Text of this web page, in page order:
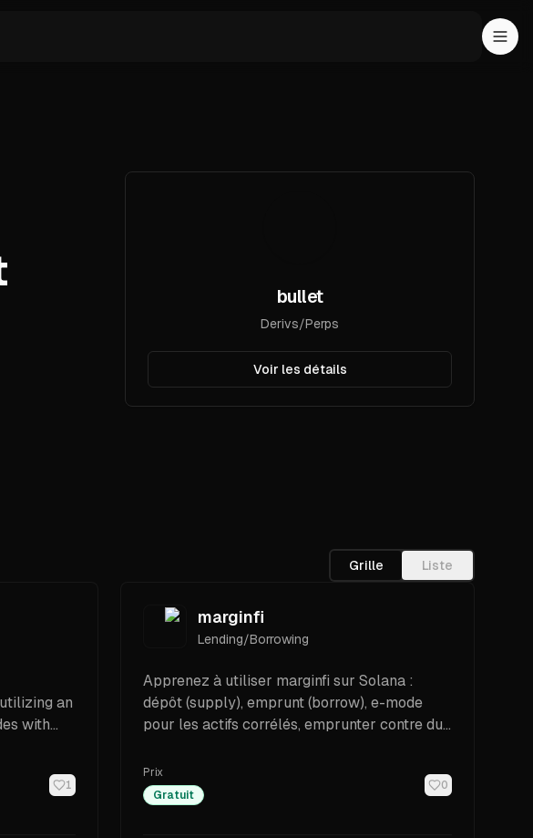
bullet
Derivs/Perps
Voir les détails
Grille Liste
an
with
1
marginfi
Lending/Borrowing
Apprenez à utiliser marginfi sur Solana :
dépôt (supply), emprunt (borrow), e-mode
pour les actifs corrélés, emprunter contre du
PWA et SDK pour les builders.
Prix
Gratuit
0